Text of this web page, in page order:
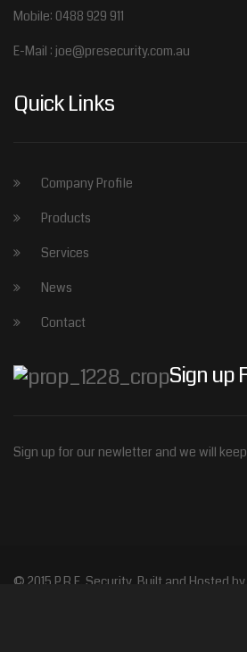
Mobile: 0488 929 911
E-Mail : joe@presecurity.com.au
Quick Links
Company Profile
Products
Services
News
Contact
Sign up
Sign up for our newletter and we will
© 2015 P.R.E. Security Built and Hosted